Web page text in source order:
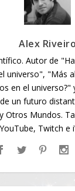
Alex Riveiro
Autor de
universo", "Más
en el universo?"
un futuro
Otros Mundos.
YouTube, Twitch e